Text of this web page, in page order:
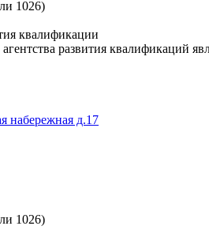
1026)
квалификации
развития квалификаций
набережная д.17
1026)